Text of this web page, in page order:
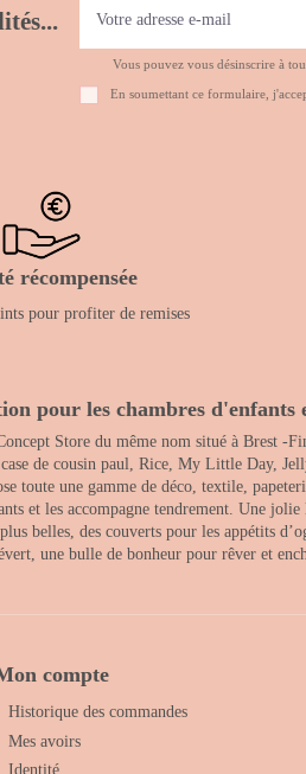
Vous pouvez vous désinscrire à
En soumettant ce formulaire,
récompensée
pour profiter de remises
pour les chambres d'enfants
Store du même nom situé à Brest -
de cousin paul, Rice, My Little
toute une gamme de déco, textile,
et les accompagne tendrement. Une
belles, des couverts pour les appétits
une bulle de bonheur pour rêver et
compte
Historique des commandes
Mes avoirs
Identité